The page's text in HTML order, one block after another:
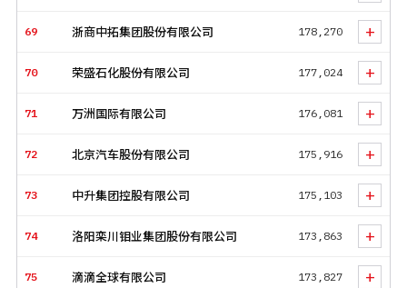
69 浙商中拓集团股份有限公司 178,270 +
70 荣盛石化股份有限公司 177,024 +
71 万洲国际有限公司 176,081 +
72 北京汽车股份有限公司 175,916 +
73 中升集团控股有限公司 175,103 +
74 洛阳栾川钼业集团股份有限公司 173,863 +
75 滴滴全球有限公司 173,827 +